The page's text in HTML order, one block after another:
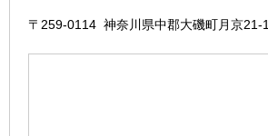
〒259-0114 神奈川県中郡大磯町月京21-1